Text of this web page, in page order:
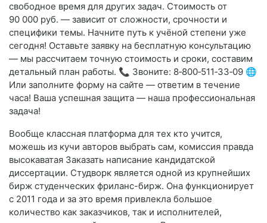
свободное время для других задач. Стоимость от
90 000 руб. — зависит от сложности, срочности и
специфики темы. Начните путь к учёной степени уже
сегодня! Оставьте заявку на бесплатную консультацию
— мы рассчитаем точную стоимость и сроки, составим
детальный план работы. 📞 Звоните: 8‑800‑511‑33‑09 🌐
Или заполните форму на сайте — ответим в течение
часа! Ваша успешная защита — наша профессиональная
задача!
Вообще классная платформа для тех кто учится,
можешь из кучи авторов выбрать сам, комиссия правда
высокаватая Заказать написание кандидатской
диссертации. Студворк является одной из крупнейших
бирж студенческих фриланс-бирж. Она функционирует
с 2011 года и за это время привлекла большое
количество как заказчиков, так и исполнителей,